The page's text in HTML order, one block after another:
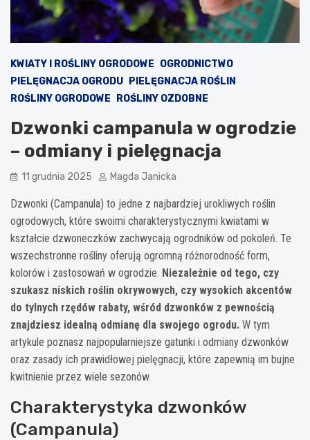
KWIATY I ROŚLINY OGRODOWE OGRODNICTWO
PIELĘGNACJA OGRODU
PIELĘGNACJA ROŚLIN
ROŚLINY OGRODOWE
ROŚLINY OZDOBNE
Dzwonki campanula w ogrodzie
– odmiany i pielęgnacja
11 grudnia 2025 Magda Janicka
Dzwonki (Campanula) to jedne z najbardziej urokliwych roślin
ogrodowych, które swoimi charakterystycznymi kwiatami w
kształcie dzwoneczków zachwycają ogrodników od pokoleń. Te
wszechstronne rośliny oferują ogromną różnorodność form,
kolorów i zastosowań w ogrodzie. Niezależnie od tego, czy
szukasz niskich roślin okrywowych, czy wysokich akcentów
do tylnych rzędów rabaty, wśród dzwonków z pewnością
znajdziesz idealną odmianę dla swojego ogrodu. W tym
artykule poznasz najpopularniejsze gatunki i odmiany dzwonków
oraz zasady ich prawidłowej pielęgnacji, które zapewnią im bujne
kwitnienie przez wiele sezonów.
Charakterystyka dzwonków
(Campanula)